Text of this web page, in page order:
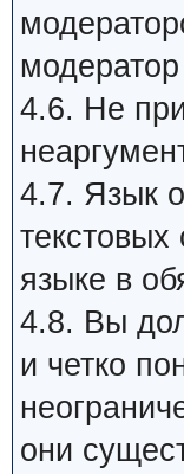
4.6. Не
4.7. Язык
языке в
4.8. Вы
и четко
они